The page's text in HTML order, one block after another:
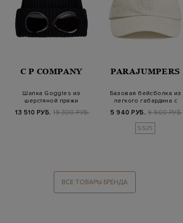
C P COMPANY
Шапка Goggles из
шерстяной пряжи
13 510 РУБ. 19 300 РУБ.
PARAJUMPERS
Базовая бейсболка из
легкого габардина с
5 940 РУБ. 9 900 РУБ.
SS25
ВСЕ ТОВАРЫ БРЕНДА